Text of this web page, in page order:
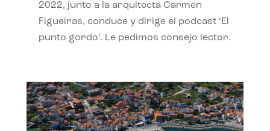
2022, junto a la arquitecta Carmen
Figueiras, conduce y dirige el podcast ‘El
punto gordo’. Le pedimos consejo lector.